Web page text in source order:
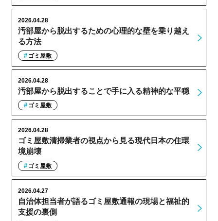
汚部屋から脱出するための心理的な壁を乗り越え
る方法
2026.04.28
ゴミ屋敷
汚部屋から脱出することで手に入る精神的な平穏
2026.04.28
ゴミ屋敷
ゴミ屋敷清掃業者の視点から見る現代日本の住環
境崩壊
2026.04.28
ゴミ屋敷
自治体担当者が語るゴミ屋敷通報の現場と福祉的
支援の裏側
2026.04.27